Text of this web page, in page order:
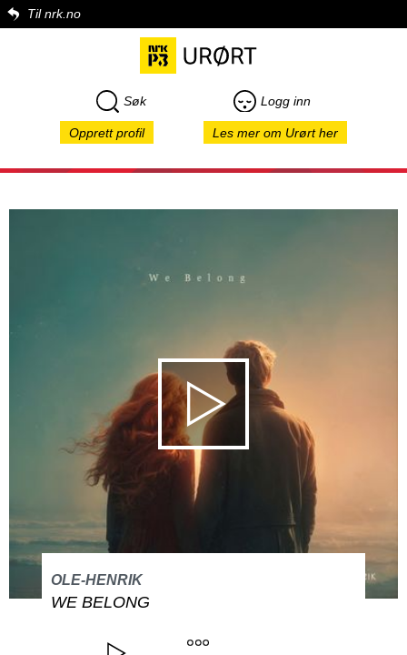
Til nrk.no
Søk Logg inn
Opprett profil Les mer om Urørt her
OLE-HENRIK
WE BELONG